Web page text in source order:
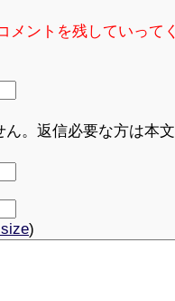
メントを残していって
。返信必要な方は本
)